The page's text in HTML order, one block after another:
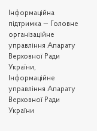
Iнформаційна
підтримка — Головне
організаційне
управління Апарату
Верховної Ради
України,
Інформаційне
управління Апарату
Верховної Ради
України